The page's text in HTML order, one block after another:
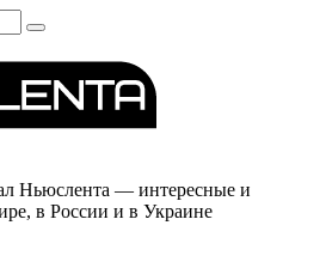
Ньюслента — интересные и
в России и в Украине